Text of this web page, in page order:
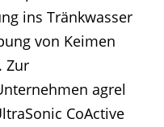
ins Tränkwasser
von Keimen
Zur
agrel
CoActive